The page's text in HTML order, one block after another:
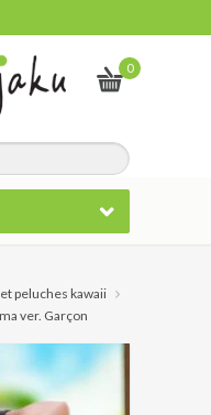
0
peluches kawaii
ver. Garçon